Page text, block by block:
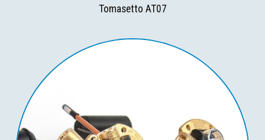
Tomasetto AT07